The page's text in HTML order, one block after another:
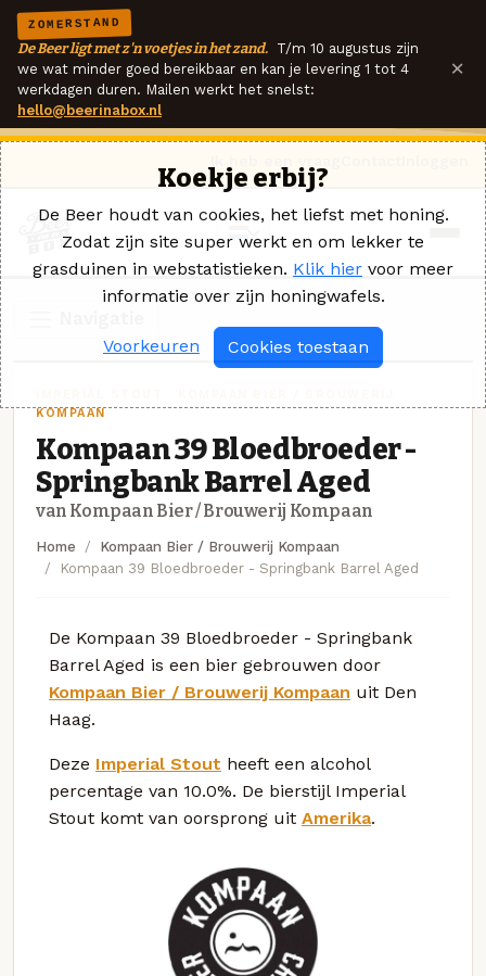
ZOMERSTAND
De Beer ligt met z'n voetjes in het zand. T/m 10 augustus zijn
we wat minder goed bereikbaar en kan je levering 1 tot 4
werkdagen duren. Mailen werkt het snelst:
hello@beerinabox.nl
×
KOMPAAN
Kompaan 39 Bloedbroeder -
Springbank Barrel Aged
van Kompaan Bier / Brouwerij Kompaan
Home
Kompaan Bier / Brouwerij Kompaan
Kompaan 39 Bloedbroeder - Springbank Barrel Aged
De Kompaan 39 Bloedbroeder - Springbank
Barrel Aged is een bier gebrouwen door
Kompaan Bier / Brouwerij Kompaan uit Den
Haag.
Deze Imperial Stout heeft een alcohol
percentage van 10.0%. De bierstijl Imperial
Stout komt van oorsprong uit Amerika.
Koekje erbij?
De Beer houdt van cookies, het liefst met honing.
Zodat zijn site super werkt en om lekker te
grasduinen in webstatistieken. Klik hier voor meer
informatie over zijn honingwafels.
Voorkeuren Cookies toestaan